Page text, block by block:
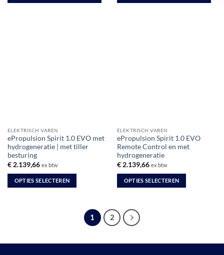
ELEKTRISCH VAREN
ePropulsion Spirit 1.0 EVO met
hydrogeneratie | met tiller
besturing
€2.139,66 ex btw
OPTIES SELECTEREN
Deze
ELEKTRISCH VAREN
ePropulsion Spirit 1.0 EVO
Remote Control en met
hydrogeneratie
€2.139,66 ex btw
OPTIES SELECTEREN
heeft
meerdere
Deze
1 2